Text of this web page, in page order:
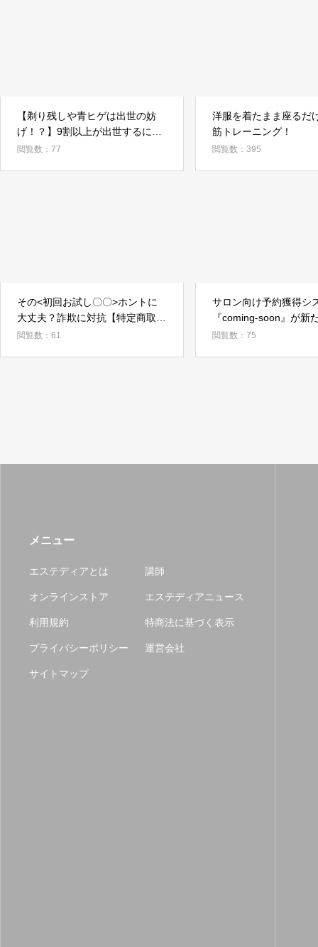
【剃り残しや青ヒゲは出世の妨
げ！？】9割以上が出世するには
顔の身だしなみも重要だと回答
閲覧数：77
洋服を着たまま座るだ
筋トレーニング！
閲覧数：395
その<初回お試し〇〇>ホントに
大丈夫？詐欺に対抗【特定商取引
法改正】
閲覧数：61
サロン向け予約獲得シ
『coming-soon』が新
口として「Google で
閲覧数：75
メニュー
エステディアとは 講師
オンラインストア エステディアニュース
利用規約 特商法に基づく表示
プライバシーポリシー 運営会社
サイトマップ